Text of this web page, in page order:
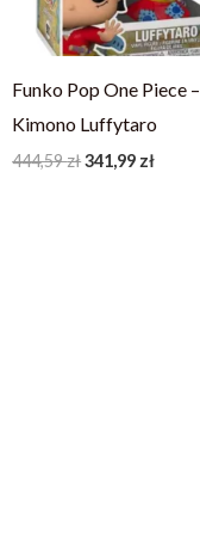
Funko Pop One Piece –
Kimono Luffytaro
444,59zł341,99 zł